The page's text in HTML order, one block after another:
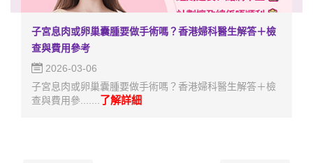
子宮息肉或卵巢囊腫要做手術嗎？香港婦科醫生解答＋檢
查與費用參考
2026-03-06
子宮息肉或卵巢囊腫要做手術嗎？香港婦科醫生解答＋檢
查與費用參....... 了解詳細